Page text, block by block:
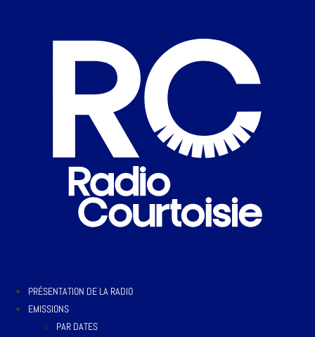
PRÉSENTATION DE LA RADIO
EMISSIONS
PAR DATES